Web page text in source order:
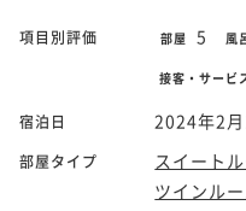
項目別評価 部屋 5 風
接客・サービ
宿泊日 2024年2
部屋タイプ
スイート
ツインルー